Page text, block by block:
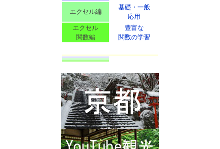
エクセル編
基礎・一般
応用
エクセル
関数編
豊富な
関数の学習